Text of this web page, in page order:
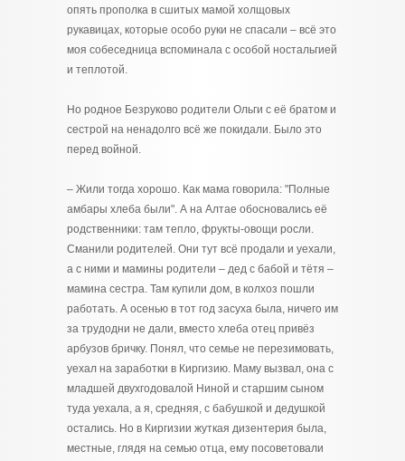
опять прополка в сшитых мамой холщовых
рукавицах, которые особо руки не спасали – всё это
моя собеседница вспоминала с особой ностальгией
и теплотой.
Но родное Безруково родители Ольги с её братом и
сестрой на ненадолго всё же покидали. Было это
перед войной.
– Жили тогда хорошо. Как мама говорила: "Полные
амбары хлеба были". А на Алтае обосновались её
родственники: там тепло, фрукты-овощи росли.
Сманили родителей. Они тут всё продали и уехали,
а с ними и мамины родители – дед с бабой и тётя –
мамина сестра. Там купили дом, в колхоз пошли
работать. А осенью в тот год засуха была, ничего им
за трудодни не дали, вместо хлеба отец привёз
арбузов бричку. Понял, что семье не перезимовать,
уехал на заработки в Киргизию. Маму вызвал, она с
младшей двухгодовалой Ниной и старшим сыном
туда уехала, а я, средняя, с бабушкой и дедушкой
остались. Но в Киргизии жуткая дизентерия была,
местные, глядя на семью отца, ему посоветовали